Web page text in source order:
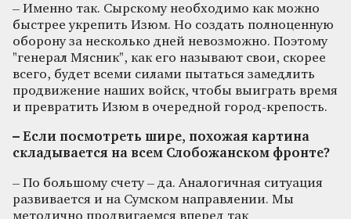
– Именно так. Сырскому необходимо как можно
быстрее укрепить Изюм. Но создать полноценную
оборону за несколько дней невозможно. Поэтому
"генерал Мясник", как его называют свои, скорее
всего, будет всеми силами пытаться замедлить
продвижение наших войск, чтобы выиграть время
и превратить Изюм в очередной город-крепость.
– Если посмотреть шире, похожая картина
складывается на всем Слобожанском фронте?
– По большому счету – да. Аналогичная ситуация
развивается и на Сумском направлении. Мы
методично продвигаемся вперед так